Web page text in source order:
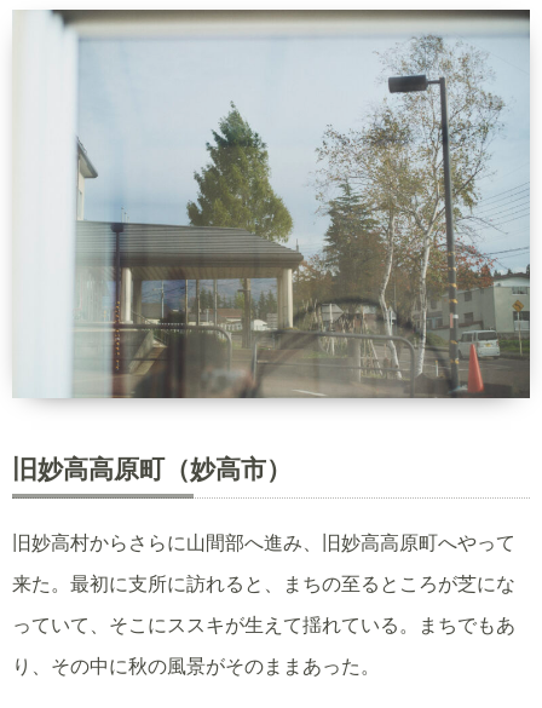
旧妙高高原町（妙高市）
旧妙高村からさらに山間部へ進み、旧妙高高原町へやって
来た。最初に支所に訪れると、まちの至るところが芝にな
っていて、そこにススキが生えて揺れている。まちでもあ
り、その中に秋の風景がそのままあった。